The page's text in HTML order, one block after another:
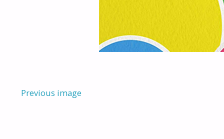
Previous image